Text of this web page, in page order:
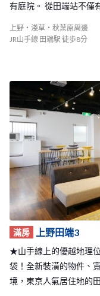
有庭院。 從田端站不僅
等站都非常的方便！從
商店街，生活機能十分
的小家庭，大家感情都
東京各地玩，或是在家
言或是交流彼此的國家
野田端1和來自世界各地
上野・淺草・秋葉原周邊
JR山手線 田端駅 徒歩8分
滿房 上野田端3
★山手線上的優越地理
袋！全新裝潢的物件、
境，東京人氣居住地的